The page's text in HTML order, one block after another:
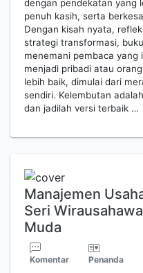
dengan pendekatan yang
penuh kasih, serta
Dengan kisah nyata,
strategi transformasi,
menemani pembaca yang
menjadi pribadi atau
lebih baik, dimulai dari
sendiri. Kelembutan
dan jadilah versi terbaik …
Manajemen
Seri
Muda
Komentar Penanda